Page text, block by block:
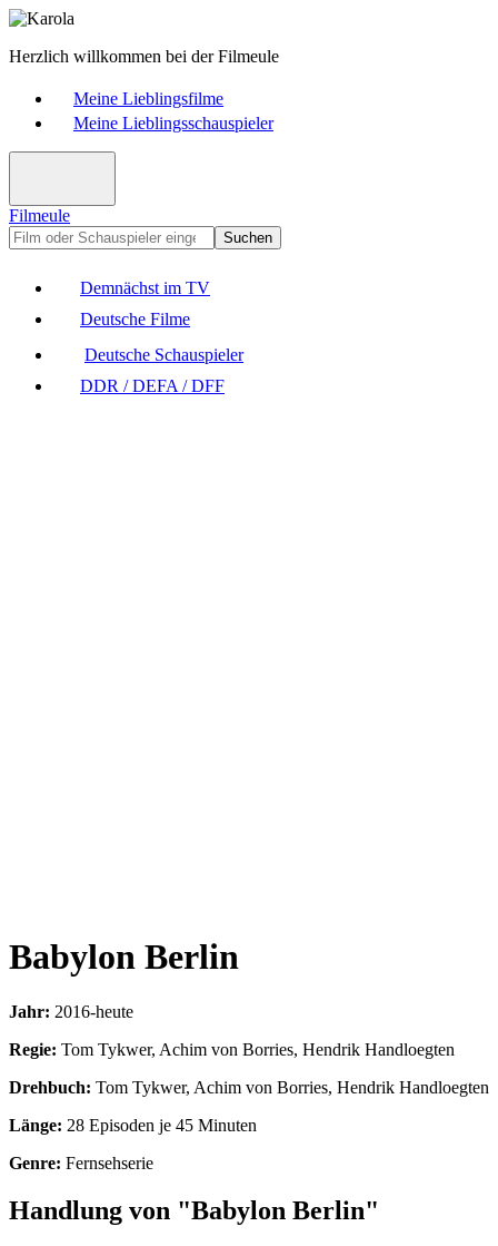
Herzlich willkommen bei der Filmeule
Meine Lieblingsfilme
Meine Lieblingsschauspieler
Filmeule
Suchen
Demnächst im TV
Deutsche Filme
Deutsche Schauspieler
DDR / DEFA / DFF
Babylon Berlin
Jahr: 2016-heute
Regie: Tom Tykwer, Achim von Borries, Hendrik Handloegten
Drehbuch: Tom Tykwer, Achim von Borries, Hendrik Handloegten
Länge: 28 Episoden je 45 Minuten
Genre: Fernsehserie
Handlung von "Babylon Berlin"